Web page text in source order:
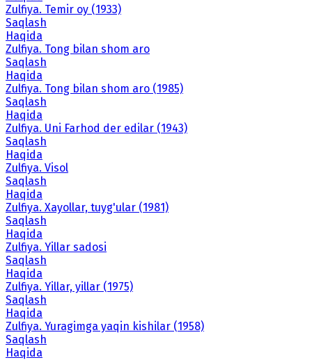
Zulfiya. Temir oy (1933)
Saqlash
Haqida
Zulfiya. Tong bilan shom aro
Saqlash
Haqida
Zulfiya. Tong bilan shom aro (1985)
Saqlash
Haqida
Zulfiya. Uni Farhod der edilar (1943)
Saqlash
Haqida
Zulfiya. Visol
Saqlash
Haqida
Zulfiya. Xayollar, tuyg'ular (1981)
Saqlash
Haqida
Zulfiya. Yillar sadosi
Saqlash
Haqida
Zulfiya. Yillar, yillar (1975)
Saqlash
Haqida
Zulfiya. Yuragimga yaqin kishilar (1958)
Saqlash
Haqida